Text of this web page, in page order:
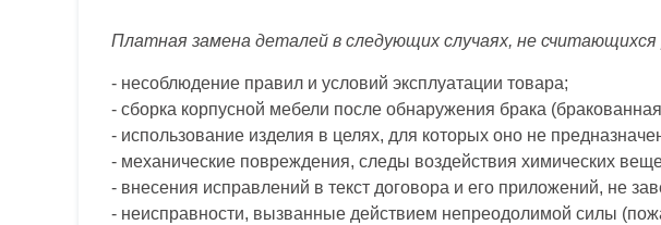
Платная замена деталей в следующих случаях, не
- несоблюдение правил и условий эксплуатации товара;
- сборка корпусной мебели после обнаружения брака
- использование изделия в целях, для которых оно не
- механические повреждения, следы воздействия химических
- внесения исправлений в текст договора и его приложений, не
- неисправности, вызванные действием непреодолимой силы